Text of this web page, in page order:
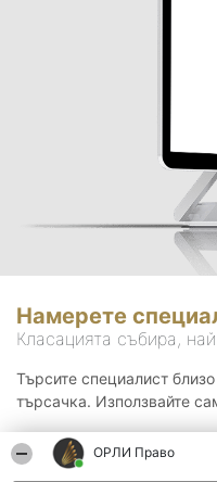
ОРЛИ Право
Намерете
Класацията събира,
Търсите специалист
търсачка. Използвайте